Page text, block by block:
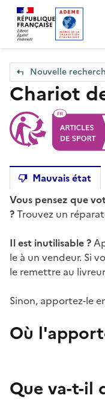
Accueil — Que
Nouvelle
Chariot
Mauvais état
Vous pensez que
?Trouvez un
Il est inutilisable ?
le à un vendeur. Si
le remettre au
Sinon, apportez-le
Où
Que va-t-il